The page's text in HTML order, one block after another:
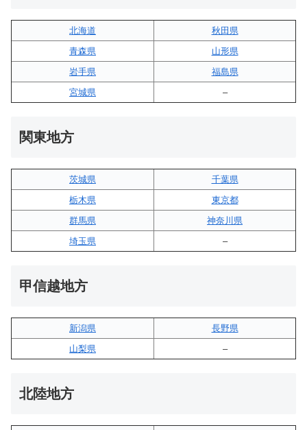
北海道
秋田県
青森県
山形県
岩手県
福島県
宮城県
–
関東地方
茨城県
千葉県
栃木県
東京都
群馬県
神奈川県
埼玉県
–
甲信越地方
新潟県
長野県
山梨県
–
北陸地方